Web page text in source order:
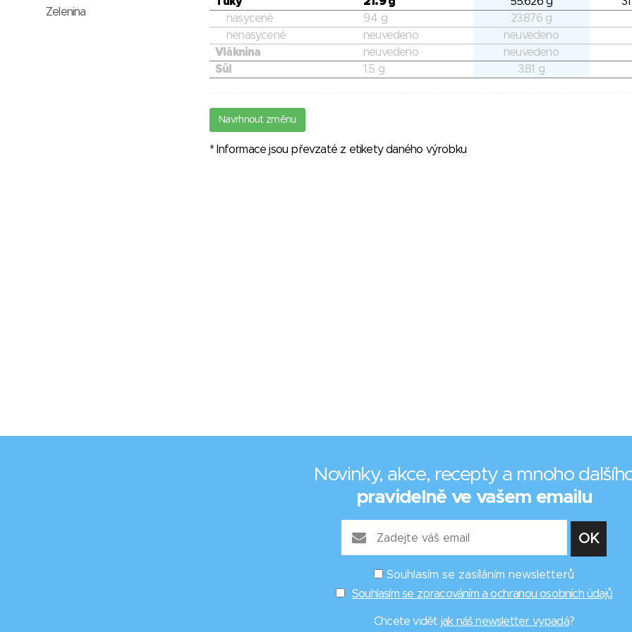
nasycené
9.4 g
23.876 g
nenasycené
neuvedeno
neuvedeno
Vláknina
neuvedeno
neuvedeno
Sůl
1.5 g 3.81 g
Navrhnout změnu
* Informace jsou převzaté z etikety daného výrobku
Zelenina
Novinky, akce, recepty a mnoho
pravidelně ve vašem emailu
Souhlasím se zasíláním newsletterů
Souhlasím se zpracováním a ochranou osobních údajů
Chcete vidět jak náš newsletter vypadá?